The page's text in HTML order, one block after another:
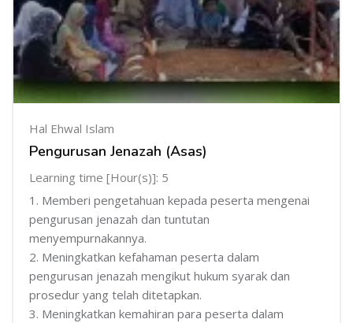
Hal Ehwal Islam
Pengurusan Jenazah (Asas)
Learning time [Hour(s)]: 5
1. Memberi pengetahuan kepada peserta mengenai
pengurusan jenazah dan tuntutan
menyempurnakannya.
2. Meningkatkan kefahaman peserta dalam
pengurusan jenazah mengikut hukum syarak dan
prosedur yang telah ditetapkan.
3. Meningkatkan kemahiran para peserta dalam